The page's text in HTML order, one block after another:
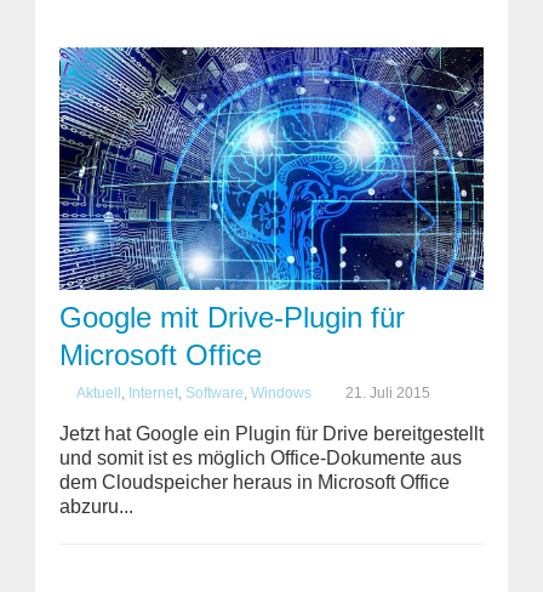
Google mit Drive-Plugin für
Microsoft Office
Aktuell , Internet, Software, Windows 21. Juli 2015
Jetzt hat Google ein Plugin für Drive bereitgestellt
und somit ist es möglich Office-Dokumente aus
dem Cloudspeicher heraus in Microsoft Office
abzuru...